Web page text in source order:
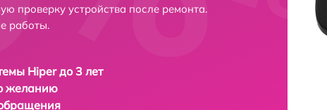
проверку устройства после ремонта.
работы.
Hiper до 3 лет
желанию